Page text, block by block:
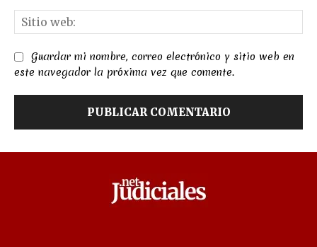
Guardar mi nombre, correo electrónico y sitio web en
este navegador la próxima vez que comente.